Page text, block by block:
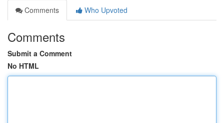
Comments
Who Upvoted
Comments
Submit a Comment
No HTML